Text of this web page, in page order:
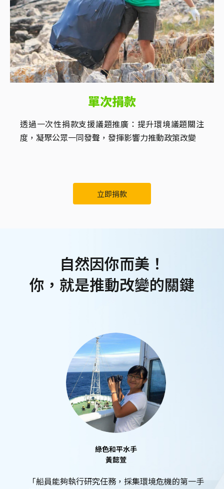
單次捐款
透過一次性捐款支援議題推廣：提升環境議題關注
度，凝聚公眾一同發聲，發揮影響力推動政策改變
立即捐款
自然因你而美！
你，就是推動改變的關鍵
綠色和平水手
黃懿萱
「船員能夠執行研究任務，採集環境危機的第一手